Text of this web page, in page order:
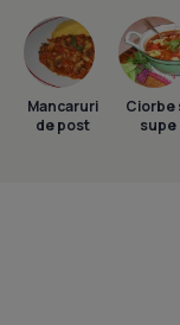
Mancaruri
de post
Ciorbe
supe